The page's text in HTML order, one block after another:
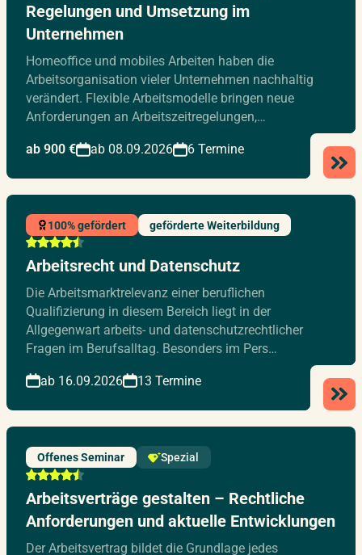
Regelungen und Umsetzung im
Unternehmen
Homeoffice und mobiles Arbeiten haben die
Arbeitsorganisation vieler Unternehmen nachhaltig
verändert. Flexible Arbeitsmodelle bringen neue
Anforderungen an Arbeitszeitregelungen,…
ab 900 € ab 08.09.2026 6 Termine
100% gefördert geförderte Weiterbildung
Arbeitsrecht und Datenschutz
Die Arbeitsmarktrelevanz einer beruflichen
Qualifizierung in diesem Bereich liegt in der
Allgegenwart arbeits- und datenschutzrechtlicher
Fragen im Berufsalltag. Besonders im Pers…
ab 16.09.2026 13 Termine
Offenes Seminar Spezial
Arbeitsverträge gestalten – Rechtliche
Anforderungen und aktuelle Entwicklungen
Der Arbeitsvertrag bildet die Grundlage jedes